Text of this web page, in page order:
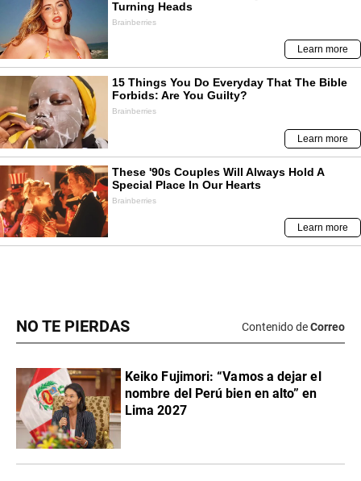
NO TE PIERDAS Contenido deCorreo
Keiko Fujimori: “Vamos a dejar el
nombre del Perú bien en alto” en
Lima 2027